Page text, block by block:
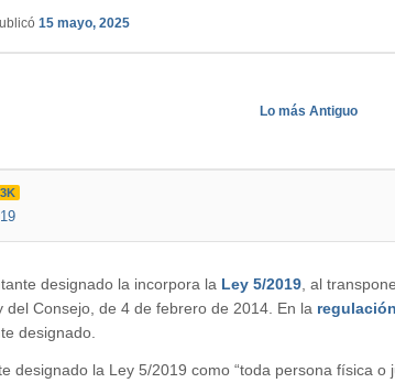
15 mayo, 2025
Lo más Antiguo
designado la incorpora la Ley 5/2019 , al
del Consejo, de 4 de febrero de 2014. En la
designado.
designado la Ley 5/2019 como “toda persona física